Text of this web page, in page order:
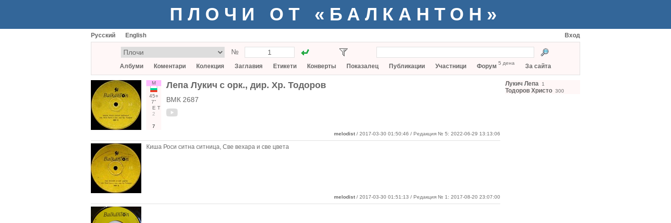
ПЛОЧИ ОТ «БАЛКАНТОН»
Русский English Вход
№
Албуми Коментари Колекция Заглавия Етикети Конверты Показалец Публикации Участници Форум 5 дена За сайта
М
45○
7"
Е Т
2
7
Лепа Лукич с орк., дир. Хр. Тодоров
ВМК 2687
melodist / 2017-03-30 01:50:46 / Редакция № 5: 2022-06-29 13:13:06
Киша Роси ситна ситница, Све вехара и све цвета
melodist / 2017-03-30 01:51:13 / Редакция № 1: 2017-08-20 23:07:00
Лукич Лепа 1
Тодоров Христо 300